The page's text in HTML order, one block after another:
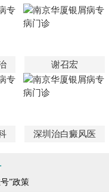
谢召宏
深圳治白癜风医
”政策